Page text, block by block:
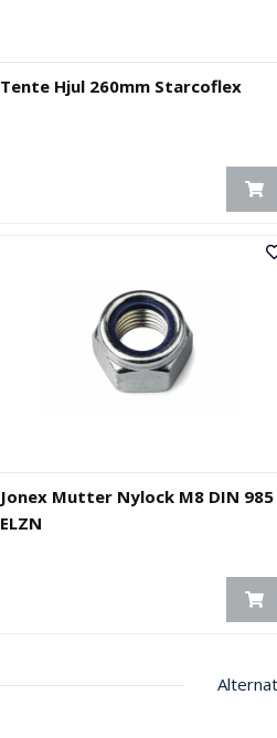
Tente Hjul 260mm Starcoflex
Jonex Mutter Nylock M8 DIN 985
ELZN